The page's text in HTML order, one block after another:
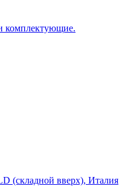
(складной вверх), Италия